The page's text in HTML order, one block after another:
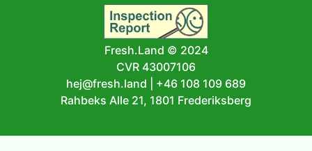
Fresh.Land © 2024
CVR 43007106
hej@fresh.land
+46 108 109 689
Rahbeks Alle 21, 1801 Frederiksberg